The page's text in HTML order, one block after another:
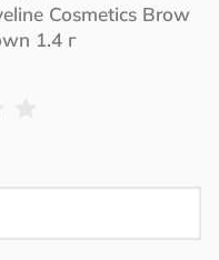
Cosmetics Brow
1.4 г